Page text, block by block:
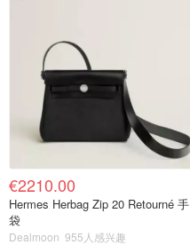
€2210.00
Hermes Herbag Zip 20 Retourné 手
袋
Dealmoon 955人感兴趣